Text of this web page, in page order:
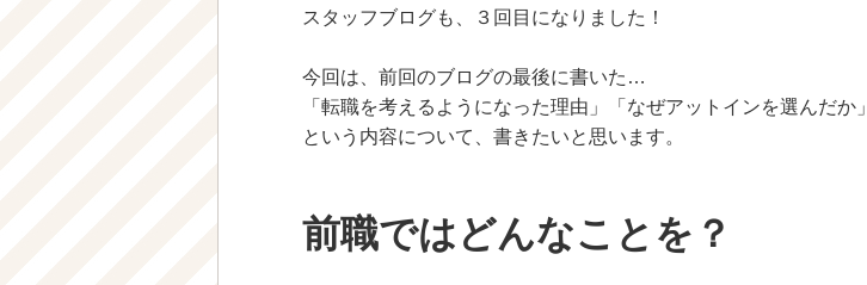
スタッフブログも、３回目になりました！
今回は、前回のブログの最後に書いた…
「転職を考えるようになった理由」「なぜアットインを選んだか」
という内容について、書きたいと思います。
前職ではどんなことを？